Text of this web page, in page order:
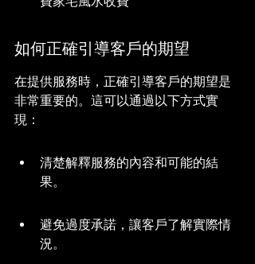
如何正確引導客戶的期望
在提供服務時，正確引導客戶的期望是
非常重要的。這可以通過以下方式實
現：
清楚解釋服務的內容和可能的結
果。
避免過度承諾，讓客戶了解實際情
況。